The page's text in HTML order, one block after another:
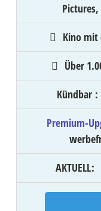
Kino mit
Über
Kündbar :
Premium-
AKTUELL: